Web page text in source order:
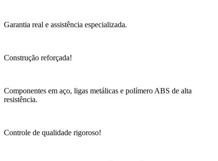
Garantia real e assistência especializada.
Construção reforçada!
Componentes em aço, ligas metálicas e polímero ABS de alta
resistência.
Controle de qualidade rigoroso!